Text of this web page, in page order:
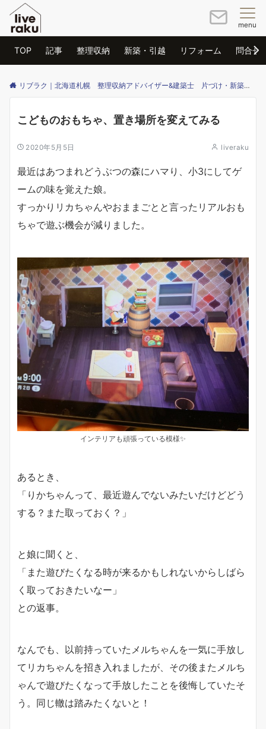
menu
TOP 記事 整理収納 新築・引越 リフォーム 問合せ
リブラク｜北海道札幌 整理収納アドバイザー&建築士 片づけ・新築・リフォームのご相談はリブラクまで
こどものおもちゃ、置き場所を変えてみる
2020年5月5日 liveraku
最近はあつまれどうぶつの森にハマり、小3にしてゲ
ームの味を覚えた娘。
すっかりリカちゃんやおままごとと言ったリアルおも
ちゃで遊ぶ機会が減りました。
インテリアも頑張っている模様✨
あるとき、
「りかちゃんって、最近遊んでないみたいだけどどう
する？また取っておく？」
と娘に聞くと、
「また遊びたくなる時が来るかもしれないからしばら
く取っておきたいなー」
との返事。
なんでも、以前持っていたメルちゃんを一気に手放し
てリカちゃんを招き入れましたが、その後またメルち
ゃんで遊びたくなって手放したことを後悔していたそ
う。同じ轍は踏みたくないと！